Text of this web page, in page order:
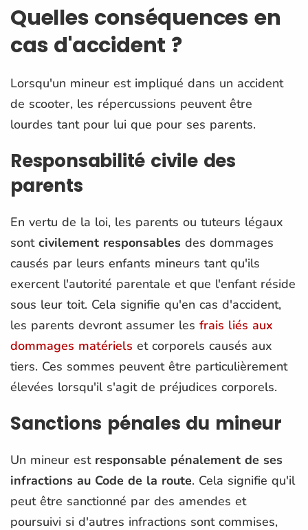
Quelles conséquences en
cas d'accident ?
Lorsqu'un mineur est impliqué dans un accident
de scooter, les répercussions peuvent être
lourdes tant pour lui que pour ses parents.
Responsabilité civile des
parents
En vertu de la loi, les parents ou tuteurs légaux
sont civilement responsables des dommages
causés par leurs enfants mineurs tant qu'ils
exercent l'autorité parentale et que l'enfant réside
sous leur toit​. Cela signifie qu'en cas d'accident,
les parents devront assumer les frais liés aux
dommages matériels et corporels causés aux
tiers. Ces sommes peuvent être particulièrement
élevées lorsqu'il s'agit de préjudices corporels​.
Sanctions pénales du mineur
Un mineur est responsable pénalement de ses
infractions au Code de la route. Cela signifie qu'il
peut être sanctionné par des amendes et
poursuivi si d'autres infractions sont commises,